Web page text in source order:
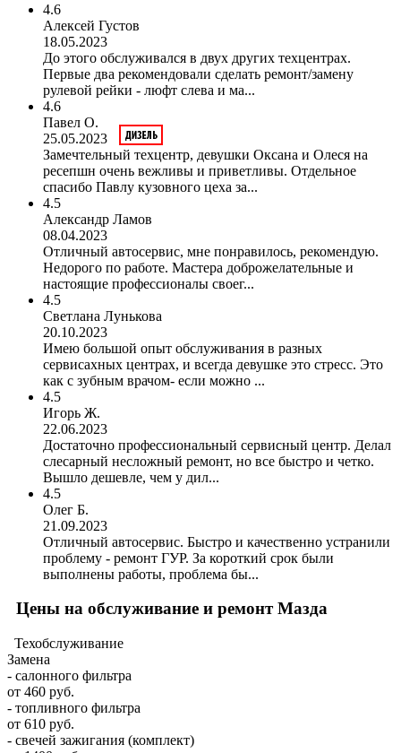
4.6
Алексей Густов
18.05.2023
До этого обслуживался в двух других техцентрах.
Первые два рекомендовали сделать ремонт/замену
рулевой рейки - люфт слева и ма...
4.6
Павел О.
25.05.2023
Замечтельный техцентр, девушки Оксана и Олеся на
ресепшн очень вежливы и приветливы. Отдельное
спасибо Павлу кузовного цеха за...
4.5
Александр Ламов
08.04.2023
Отличный автосервис, мне понравилось, рекомендую.
Недорого по работе. Мастера доброжелательные и
настоящие профессионалы своег...
4.5
Светлана Лунькова
20.10.2023
Имею большой опыт обслуживания в разных
сервисахных центрах, и всегда девушке это стресс. Это
как с зубным врачом- если можно ...
4.5
Игорь Ж.
22.06.2023
Достаточно профессиональный сервисный центр. Делал
слесарный несложный ремонт, но все быстро и четко.
Вышло дешевле, чем у дил...
4.5
Олег Б.
21.09.2023
Отличный автосервис. Быстро и качественно устранили
проблему - ремонт ГУР. За короткий срок были
выполнены работы, проблема бы...
Цены на обслуживание и ремонт Мазда
Техобслуживание
Замена
- салонного фильтра
от 460 руб.
- топливного фильтра
от 610 руб.
- свечей зажигания (комплект)